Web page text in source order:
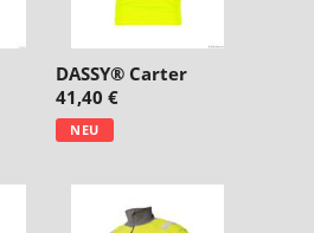
DASSY® Carter
41,40 €
NEU